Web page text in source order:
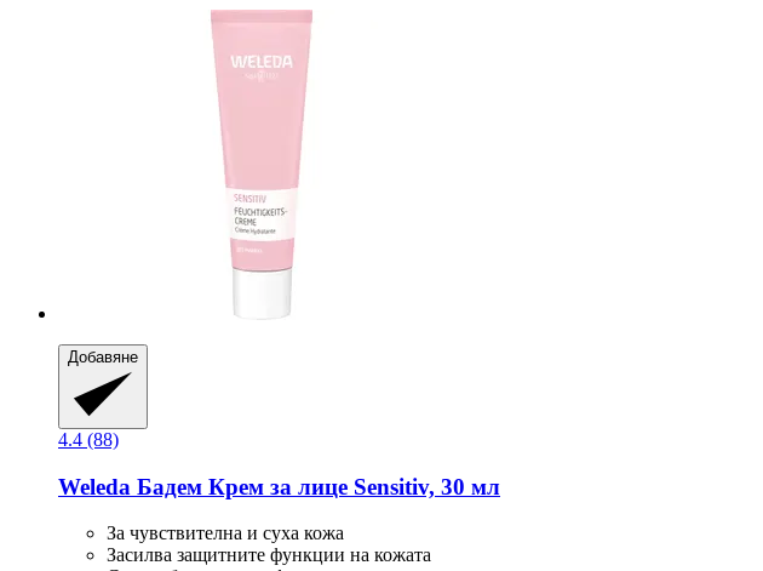
Добавяне
4.4 (88)
Weleda Бадем Крем за лице Sensitiv, 30 мл
За чувствителна и суха кожа
Засилва защитните функции на кожата